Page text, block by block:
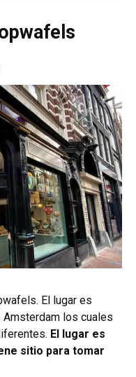
El lugar es
los cuales
El lugar es
sitio para tomar